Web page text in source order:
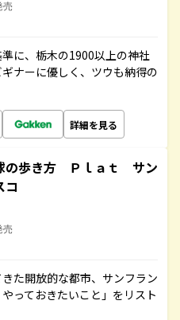
売
準に、栃木の1900以上の神社
ナーに優しく、ツウも納得の
詳細を見る
の歩き方 Ｐｌａｔ サン
コ
売
た開放的な都市、サンフラン
っておきたいこと」をリスト